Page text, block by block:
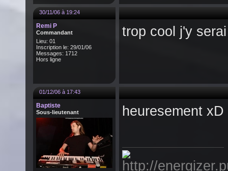
30/11/06 à 19:24
Remi P
Commandant
Lieu: 01
Inscription le: 29/01/06
Messages: 1712
Hors ligne
trop cool j'y
01/12/06 à 17:43
Baptiste
Sous-lieutenant heuresement xD